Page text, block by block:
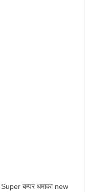
Super बम्पर धमाका new